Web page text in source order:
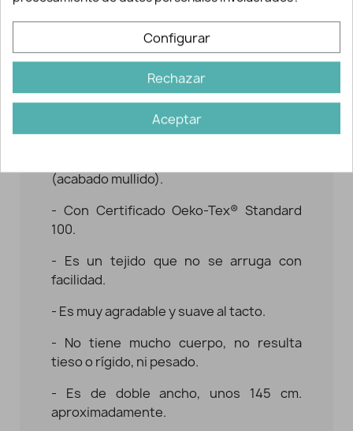
Recuerda que, debido al tamaño del
cuadro, puede que necesites
comprarmás cantidad de tela para casar
el cuadro.
Características del tejido de
cuadros perchado
(acabado mullido).
- Con Certificado Oeko-Tex® Standard
100.
- Es un tejido que no se arruga con
facilidad.
- Es muy agradable y suave al tacto.
- No tiene mucho cuerpo, no resulta
tieso o rígido, ni pesado.
- Es de doble ancho, unos 145 cm.
aproximadamente.
Configurar
Rechazar
Aceptar